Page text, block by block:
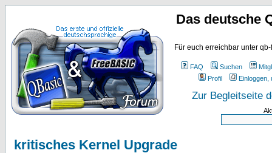
Das deutsche
Für euch erreichbar unter
FAQ Suchen
Profil
Einloggen,
Zur Begleitseite
kritisches Kernel Upgrade